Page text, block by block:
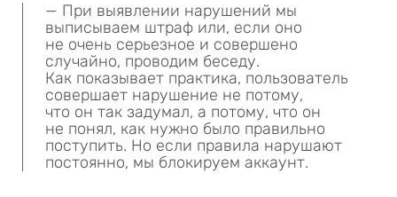
— При выявлении нарушений мы
выписываем штраф или, если оно
не очень серьезное и совершено
случайно, проводим беседу.
Как показывает практика, пользователь
совершает нарушение не потому,
что он так задумал, а потому, что он
не понял, как нужно было правильно
поступить. Но если правила нарушают
постоянно, мы блокируем аккаунт.